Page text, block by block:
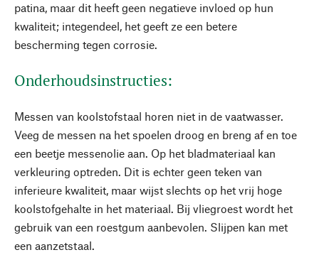
patina, maar dit heeft geen negatieve invloed op hun
kwaliteit; integendeel, het geeft ze een betere
bescherming tegen corrosie.
Onderhoudsinstructies:
Messen van koolstofstaal horen niet in de vaatwasser.
Veeg de messen na het spoelen droog en breng af en toe
een beetje messenolie aan. Op het bladmateriaal kan
verkleuring optreden. Dit is echter geen teken van
inferieure kwaliteit, maar wijst slechts op het vrij hoge
koolstofgehalte in het materiaal. Bij vliegroest wordt het
gebruik van een roestgum aanbevolen. Slijpen kan met
een aanzetstaal.